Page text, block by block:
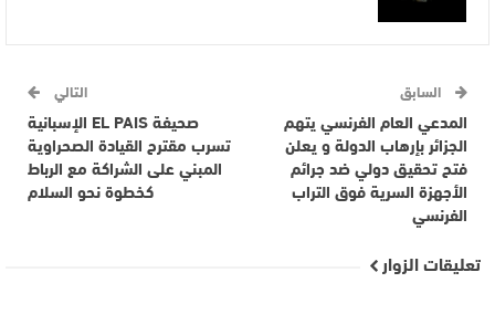
السابق
المدعي العام الفرنسي يتهم
الجزائر بإرهاب الدولة و يعلن
فتح تحقيق دولي ضد جرائم
الأجهزة السرية فوق التراب
الفرنسي
التالي
صحيفة EL PAIS الإسبانية
تسرب مقترح القيادة الصحراوية
المبني على الشراكة مع الرباط
كخطوة نحو السلام
تعليقات الزوار